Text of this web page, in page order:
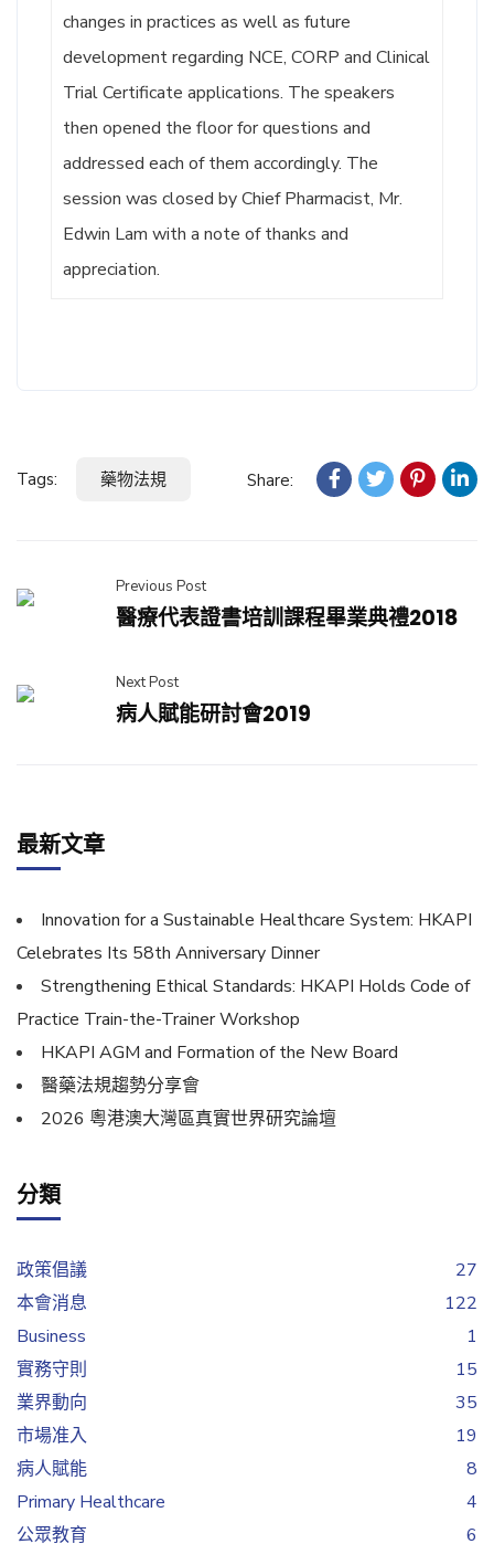
changes in practices as well as future
development regarding NCE, CORP and Clinical
Trial Certificate applications. The speakers
then opened the floor for questions and
addressed each of them accordingly. The
session was closed by Chief Pharmacist, Mr.
Edwin Lam with a note of thanks and
appreciation.
Tags: 藥物法規 Share:
Previous Post
醫療代表證書培訓課程畢業典禮2018
Next Post
病人賦能研討會2019
最新文章
Innovation for a Sustainable Healthcare System: HKAPI
Celebrates Its 58th Anniversary Dinner
Strengthening Ethical Standards: HKAPI Holds Code of
Practice Train-the-Trainer Workshop
HKAPI AGM and Formation of the New Board
醫藥法規趨勢分享會
2026 粵港澳大灣區真實世界研究論壇
分類
政策倡議
27
本會消息
122
Business
1
實務守則
15
業界動向
35
市場准入
19
病人賦能
8
Primary Healthcare
4
公眾教育
6